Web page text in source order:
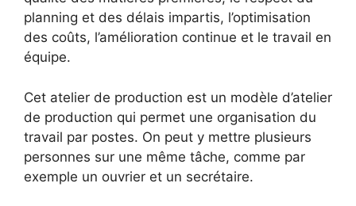
planning et des délais impartis, l’optimisation
des coûts, l’amélioration continue et le travail en
équipe.
Cet atelier de production est un modèle d’atelier
de production qui permet une organisation du
travail par postes. On peut y mettre plusieurs
personnes sur une même tâche, comme par
exemple un ouvrier et un secrétaire.